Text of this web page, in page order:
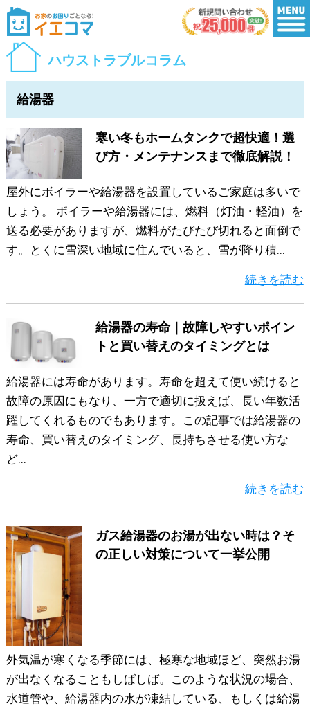
ハウストラブルコラム
給湯器
寒い冬もホームタンクで超快適！選
び方・メンテナンスまで徹底解説！
屋外にボイラーや給湯器を設置しているご家庭は多いで
しょう。 ボイラーや給湯器には、燃料（灯油・軽油）を
送る必要がありますが、燃料がたびたび切れると面倒で
す。とくに雪深い地域に住んでいると、雪が降り積...
続きを読む
給湯器の寿命｜故障しやすいポイン
トと買い替えのタイミングとは
給湯器には寿命があります。寿命を超えて使い続けると
故障の原因にもなり、一方で適切に扱えば、長い年数活
躍してくれるものでもあります。この記事では給湯器の
寿命、買い替えのタイミング、長持ちさせる使い方な
ど...
続きを読む
ガス給湯器のお湯が出ない時は？そ
の正しい対策について一挙公開
外気温が寒くなる季節には、極寒な地域ほど、突然お湯
が出なくなることもしばしば。このような状況の場合、
水道管や、給湯器内の水が凍結している、もしくは給湯